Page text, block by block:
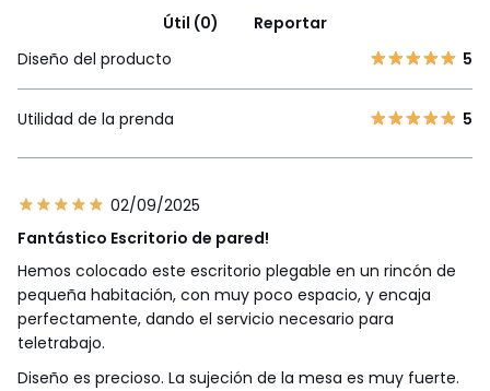
Útil (0)
Reportar
Diseño del producto
5
Utilidad de la prenda 5
02/09/2025
Fantástico Escritorio de pared!
Hemos colocado este escritorio plegable en un rincón de
pequeña habitación, con muy poco espacio, y encaja
perfectamente, dando el servicio necesario para
teletrabajo.
Diseño es precioso. La sujeción de la mesa es muy fuerte.